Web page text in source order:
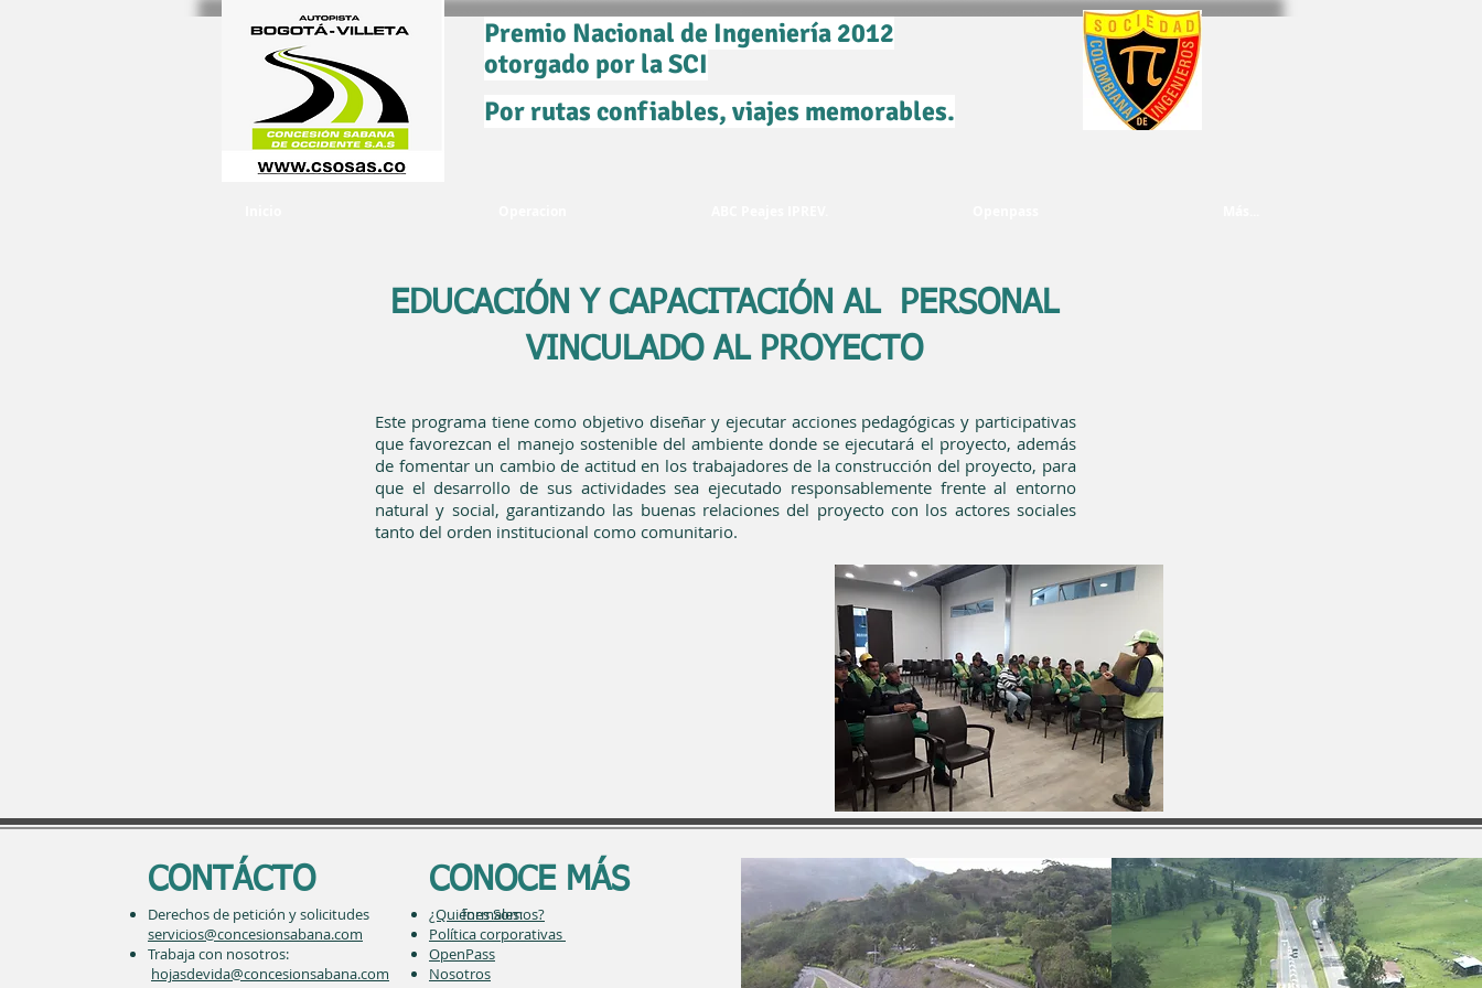
Premio Nacional de Ingeniería 2012
otorgado por la SCI
Por rutas confiables, viajes memorables.
EDUCACIÓN Y CAPACITACIÓN AL PERSONAL
VINCULADO AL PROYECTO
Este programa tiene como objetivo diseñar y ejecutar acciones pedagógicas y participativas
que favorezcan el manejo sostenible del ambiente donde se ejecutará el proyecto, además
de fomentar un cambio de actitud en los trabajadores de la construcción del proyecto, para
que el desarrollo de sus actividades sea ejecutado responsablemente frente al entorno
natural y social, garantizando las buenas relaciones del proyecto con los actores sociales
tanto del orden institucional como comunitario.
CONTÁCTO
Derechos de petición y solicitudes formales:
servicios@concesionsabana.com
Trabaja con nosotros:
hojasdevida@concesionsabana.com
CONOCE MÁS
¿Quiénes Somos?
Política corporativas
OpenPass
Nosotros